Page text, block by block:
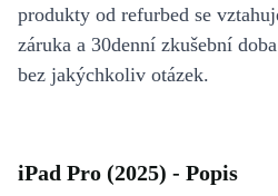
produkty od refurbed se
záruka a 30denní zkušební
bez jakýchkoliv otázek.
iPad Pro (2025) - Popis